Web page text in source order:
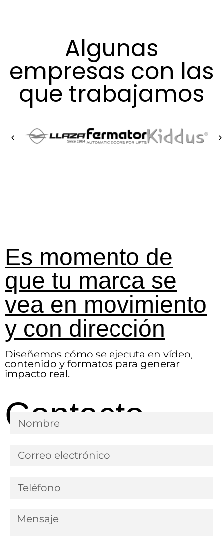
Algunas
empresas con las
que trabajamos
Es momento de
que tu marca se
vea en movimiento
y con dirección
Diseñemos cómo se ejecuta en vídeo,
contenido y formatos para generar
impacto real.
Contacto